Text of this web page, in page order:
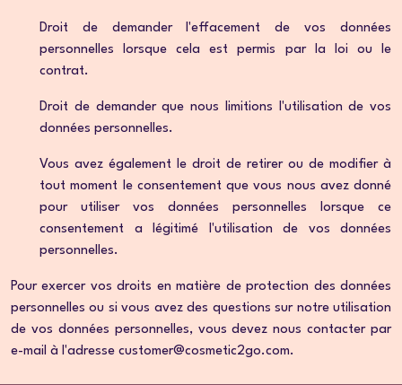
Droit de demander l'effacement de vos données
personnelles lorsque cela est permis par la loi ou le
contrat.
Droit de demander que nous limitions l'utilisation de vos
données personnelles.
Vous avez également le droit de retirer ou de modifier à
tout moment le consentement que vous nous avez donné
pour utiliser vos données personnelles lorsque ce
consentement a légitimé l'utilisation de vos données
personnelles.
Pour exercer vos droits en matière de protection des données
personnelles ou si vous avez des questions sur notre utilisation
de vos données personnelles, vous devez nous contacter par
e-mail à l'adresse customer@cosmetic2go.com.